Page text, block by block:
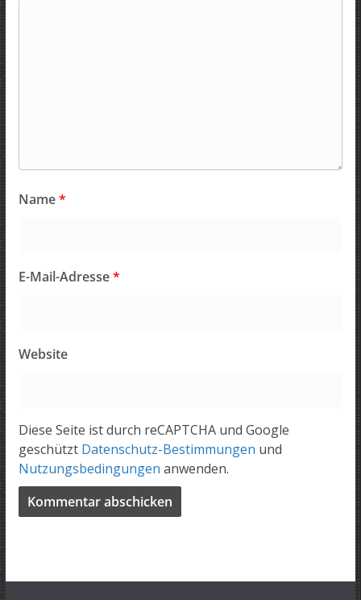
Name*
E-Mail-Adresse*
Website
Diese Seite ist durch reCAPTCHA und Google
geschützt Datenschutz-Bestimmungen und
Nutzungsbedingungen anwenden.